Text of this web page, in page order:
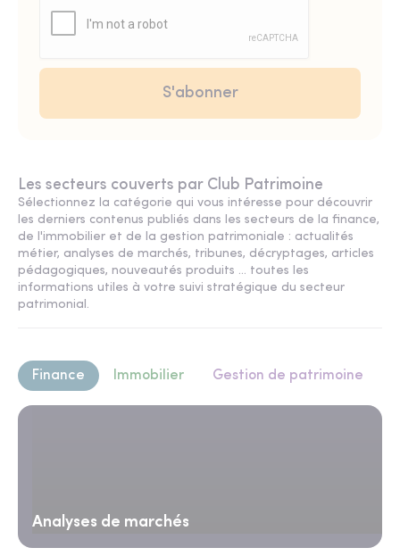
Les secteurs couverts par Club Patrimoine
Sélectionnez la catégorie qui vous intéresse pour découvrir
les derniers contenus publiés dans les secteurs de la finance,
de l'immobilier et de la gestion patrimoniale : actualités
métier, analyses de marchés, tribunes, décryptages, articles
pédagogiques, nouveautés produits ... toutes les
informations utiles à votre suivi stratégique du secteur
patrimonial.
Finance Immobilier Gestion de patrimoine
Analyses de marchés